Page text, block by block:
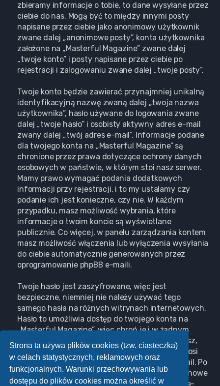
Strona ta używa plików cookies (tzw. ciasteczka)
w celach statystycznych, reklamowych oraz
funkcjonalnych. Warunki przechowywania lub
dostępu do plików cookies można określić w
zbieramy informacje o tobie, to dane wysyłane przez
ciebie do nas. Mogą być to między innymi posty
napisane przez ciebie jako anonimowy użytkownik
zwane dalej „anonimowe posty”, konta użytkownika
założone na „Masterful Magazine” zwane dalej
„twoje konto” i posty napisane przez ciebie po
rejestracji i zalogowaniu zwane dalej „twoje posty”.
Twoje konto będzie zawierać przynajmniej unikalną
identyfikacyjną nazwę zwaną dalej „twoja nazwa
użytkownika”, hasło używane do logowania zwane
dalej „twoje hasło” i osobisty aktywny adres e-mail
zwany dalej „twój adres e-mail”. Informacje podane
dla twojego konta na „Masterful Magazine” są
chronione przez prawa dotyczące ochrony danych
osobowych w państwie, w którym stoi nasz serwer.
Mamy prawo wymagać podania dodatkowych
informacji przy rejestracji, i to my ustalamy czy
podanie ich jest konieczne, czy nie. W każdym
przypadku, masz możliwość wybrania, które
informacje o twoim koncie są wyświetlane
publicznie. Co więcej, w panelu zarządzania kontem
masz możliwość włączenia lub wyłączenia wysyłania
do ciebie automatycznie generowanych przez
oprogramowanie phpBB e-maili.
Twoje hasło jest zaszyfrowane, więc jest
bezpieczne, niemniej nie należy używać tego
samego hasła na różnych witrynach internetowych.
Hasło to umożliwia dostęp do twojego konta na
„Masterful Magazine”, więc chroń je i w żadnym
wypadku nie podawaj
nikomu . Jeśli je zapomnisz,
użyj funkcji „Nie pamiętam hasła”. Witryna poprosi
cię o podanie nazwy użytkownika i adresu e-mail. Po
podaniu tych danych zostanie wygenerowane nowe
hasło i przesłane na podany przez ciebie adres e-